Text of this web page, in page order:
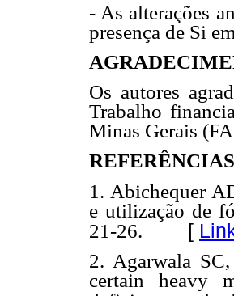
- As alterações
presença de Si
Os autores
Trabalho
Minas Gerais
REFERÊNCIAS
1. Abichequer
e utilização de
21-26. [
2. Agarwala
certain heavy